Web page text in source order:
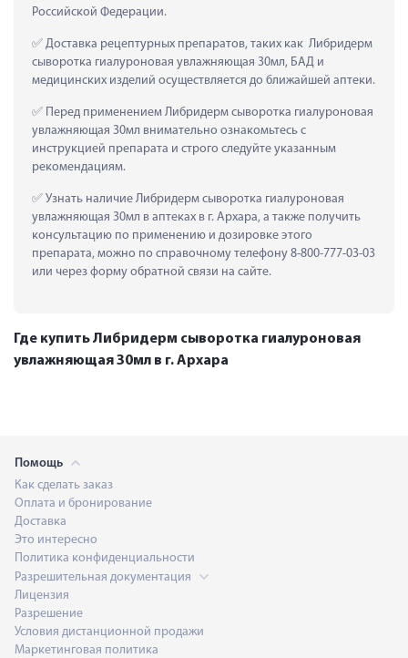
Российской Федерации.
Доставка рецептурных препаратов, таких как  Либридерм
сыворотка гиалуроновая увлажняющая 30мл, БАД и
медицинских изделий осуществляется до ближайшей аптеки.
Перед применением Либридерм сыворотка гиалуроновая
увлажняющая 30мл внимательно ознакомьтесь с
инструкцией препарата и строго следуйте указанным
рекомендациям.
Узнать наличие Либридерм сыворотка гиалуроновая
увлажняющая 30мл в аптеках в г. Архара, а также получить
консультацию по применению и дозировке этого
препарата, можно по справочному телефону 8-800-777-03-03
или через форму обратной связи на сайте.
Где купить Либридерм сыворотка гиалуроновая
увлажняющая 30мл в г. Архара
Помощь
Как сделать заказ
Оплата и бронирование
Доставка
Это интересно
Политика конфиденциальности
Разрешительная документация
Лицензия
Разрешение
Условия дистанционной продажи
Маркетинговая политика